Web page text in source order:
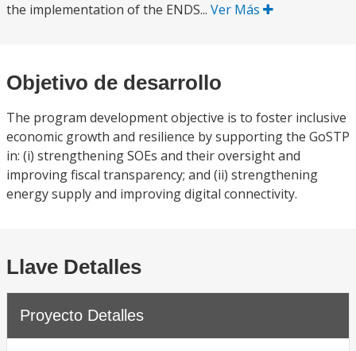
the implementation of the ENDS... Ver Más
Objetivo de desarrollo
The program development objective is to foster inclusive
economic growth and resilience by supporting the GoSTP
in: (i) strengthening SOEs and their oversight and
improving fiscal transparency; and (ii) strengthening
energy supply and improving digital connectivity.
Llave Detalles
Proyecto Detalles